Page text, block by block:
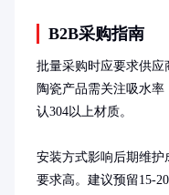
B2B采购指南
批量采购时应要求供应
陶瓷产品需关注吸水
认304以上材质。
安装方式影响后期维
要求高。建议预留15-